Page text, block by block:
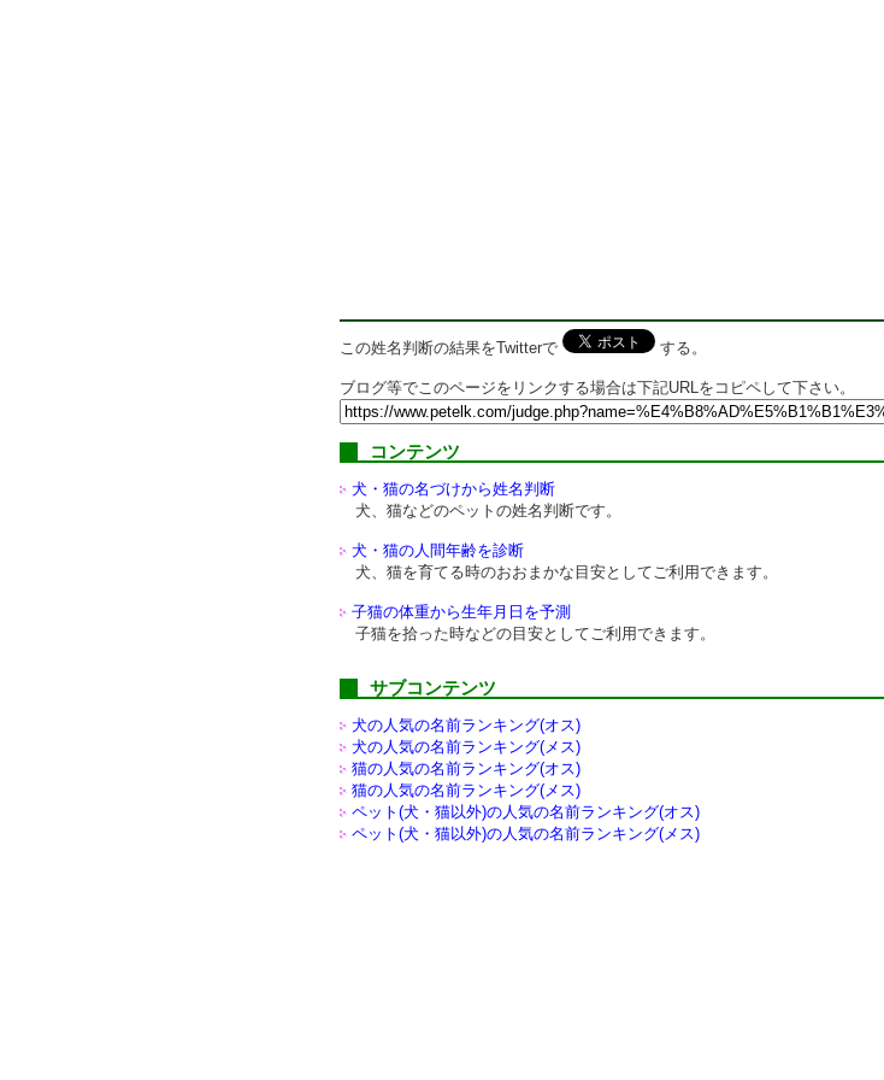
この姓名判断の結果をTwitterで する。
ブログ等でこのページをリンクする場合は下記URLをコピペして下さい。
コンテンツ
犬・猫の名づけから姓名判断
犬、猫などのペットの姓名判断です。
犬・猫の人間年齢を診断
犬、猫を育てる時のおおまかな目安としてご利用できます。
子猫の体重から生年月日を予測
子猫を拾った時などの目安としてご利用できます。
サブコンテンツ
犬の人気の名前ランキング(オス)
犬の人気の名前ランキング(メス)
猫の人気の名前ランキング(オス)
猫の人気の名前ランキング(メス)
ペット(犬・猫以外)の人気の名前ランキング(オス)
ペット(犬・猫以外)の人気の名前ランキング(メス)